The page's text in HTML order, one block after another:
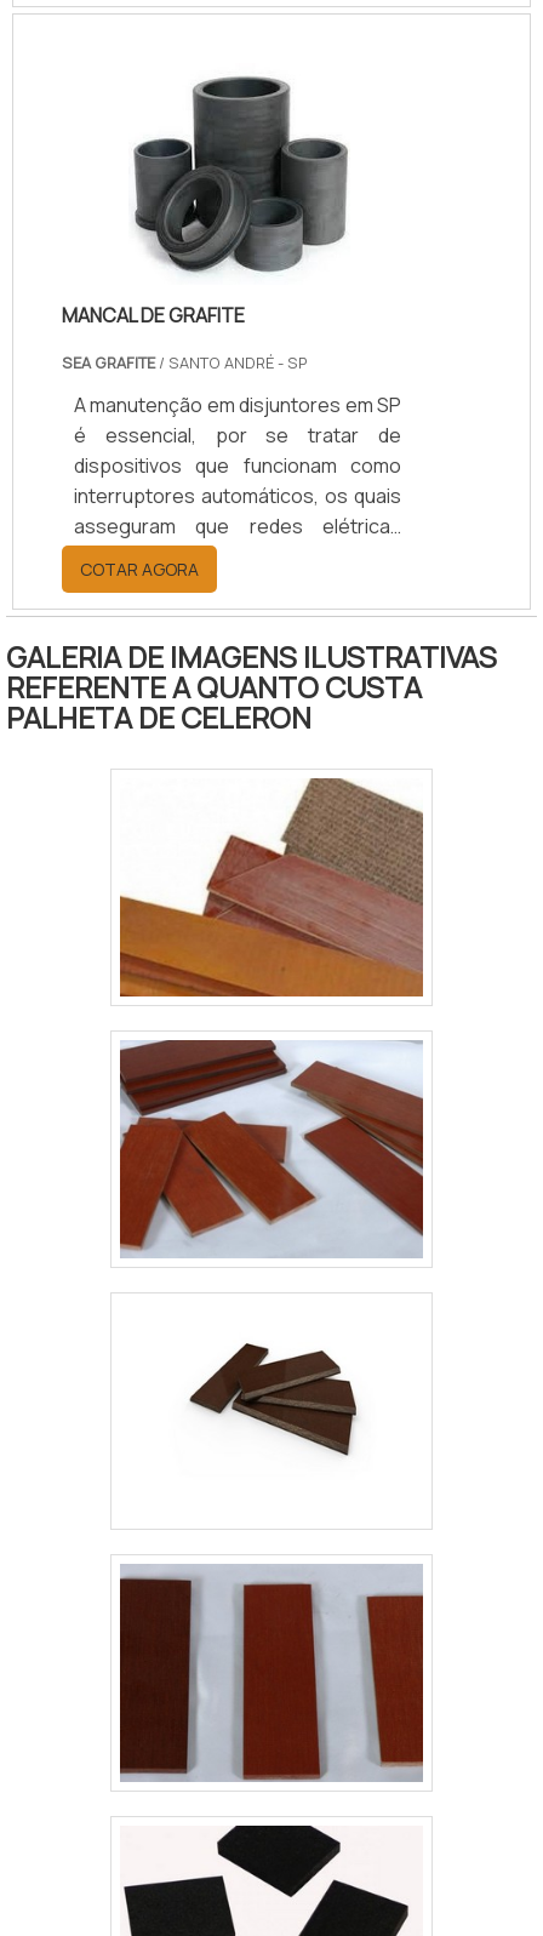
equipamentos a serem conectados
contratante.SAIBA MAIS SOBRE
COMO O PROCESSO OFERECE
DIVERSAS APLICAÇÕESO
comissionamento pode ser aplicado
tanto a novos empreendimentos
quanto a unidades e sistemas
existentes em processo de
MANCAL DE GRAFITE
SEA GRAFITE/ SANTO ANDRÉ - SP
A manutenção em disjuntores em SP
é essencial, por se tratar de
dispositivos que funcionam como
interruptores automáticos, os quais
asseguram que redes elétricas
possam operar com segurança,
sem causar danos como curtos
circuitos, quedas de corrente
elétrica ou sobrecargas. Ou seja,
todo o funcionamento do disjuntor
deve ocorrer com a máxima
erro ou acidente elétrico.SAIBA
COMO A LIMPEZA DO DISPOSITIVO É
ESSENCIALPara manter o bom
funcionamento dos disjuntores.
COTAR AGORA
GALERIA DE IMAGENS ILUSTRATIVAS
REFERENTE A QUANTO CUSTA
PALHETA DE CELERON